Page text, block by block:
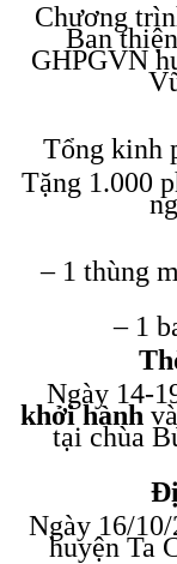
Chương
Ban
GHPGVN
Tổng kinh
Tặng 1.000
– 1 thùng
– 1
Ngày 14-
khởi hành
tại chùa
Ngày 16/
huyện Ta